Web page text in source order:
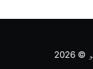
© 2026